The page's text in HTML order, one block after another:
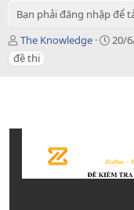
Bạn phải đăng nhập để
T
á
c
The Knowledge
C
a
t
20/
đề thi